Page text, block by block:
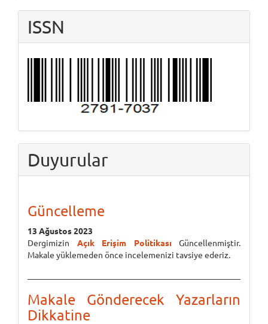
ISSN
Duyurular
Güncelleme
13 Ağustos 2023
Dergimizin Açık Erişim Politikası Güncellenmiştir.
Makale yüklemeden önce incelemenizi tavsiye ederiz.
Makale Gönderecek Yazarların
Dikkatine